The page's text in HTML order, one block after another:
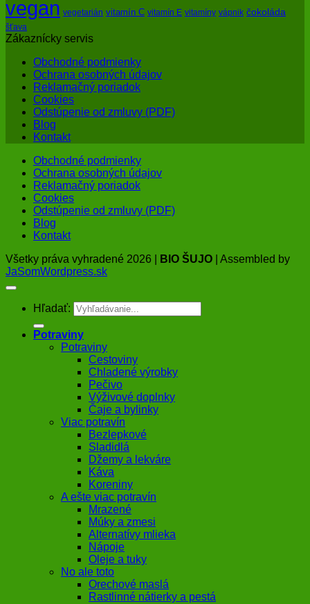
vegan vegetarián vitamín C vitamín E vitamíny vápnik čokoláda
šťava
Zákaznícky servis
Obchodné podmienky
Ochrana osobných údajov
Reklamačný poriadok
Cookies
Odstúpenie od zmluvy (PDF)
Blog
Kontakt
Obchodné podmienky
Ochrana osobných údajov
Reklamačný poriadok
Cookies
Odstúpenie od zmluvy (PDF)
Blog
Kontakt
Všetky práva vyhradené 2026 |
BIO ŠUJO | Assembled by
JaSomWordpress.sk
Hľadať:
Potraviny
Potraviny
Cestoviny
Chladené výrobky
Pečivo
Výživové doplnky
Čaje a bylinky
Viac potravín
Bezlepkové
Sladidlá
Džemy a lekváre
Káva
Koreniny
A ešte viac potravín
Mrazené
Múky a zmesi
Alternatívy mlieka
Nápoje
Oleje a tuky
No ale toto
Orechové maslá
Rastlinné nátierky a pestá